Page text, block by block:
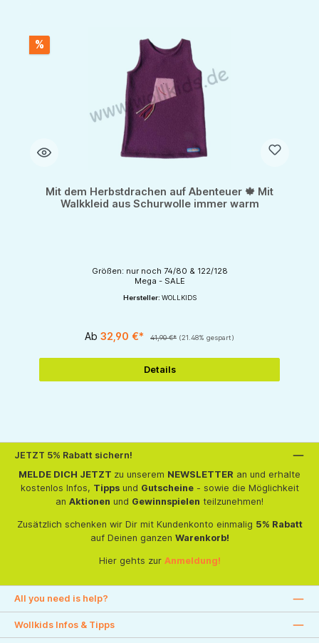
%
Mit dem Herbstdrachen auf Abenteuer 🍁 Mit
Walkkleid aus Schurwolle immer warm
Größen: nur noch 74/80 & 122/128
Mega - SALE
Hersteller: WOLLKIDS
Ab 32,90 €* 41,90 €* (21.48% gespart)
Details
JETZT 5% Rabatt sichern!
MELDE DICH JETZT zu unserem NEWSLETTER an und erhalte
kostenlos Infos, Tippsund Gutscheine- sowie die Möglichkeit
an Aktionen und Gewinnspielen teilzunehmen!
Zusätzlich schenken wir Dir mit Kundenkonto einmalig 5% Rabatt
auf Deinen ganzen Warenkorb!
Hier gehts zur Anmeldung!
All you need is help?
Wollkids Infos & Tipps